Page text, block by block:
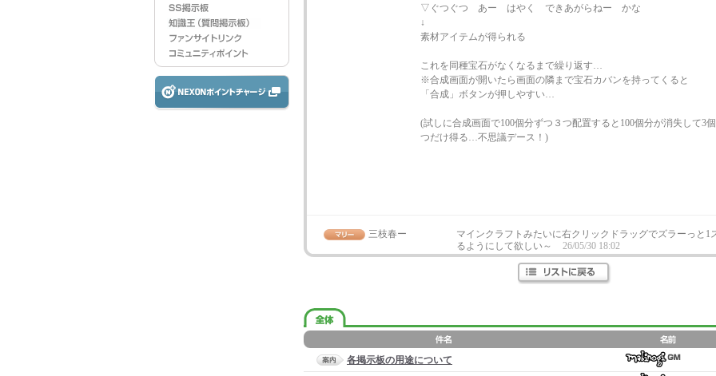
▽ぐつぐつ あー はやく できあがらねー かな
↓
素材アイテムが得られる
これを同種宝石がなくなるまで繰り返す…
※合成画面が開いたら画面の隣まで宝石カバンを持ってくると
「合成」ボタンが押しやすい…
(試しに合成画面で100個分ずつ３つ配置すると100個分が消失して3
つだけ得る…不思議デース！)
三枝春ー
マインクラフトみたいに右クリックドラッグでズラーっと1
るようにして欲しい～
26/05/30 18:02
各掲示板の用途について